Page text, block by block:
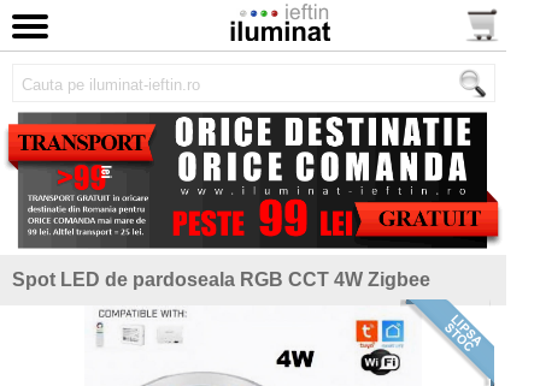
Spot LED de pardoseala RGB CCT 4W Zigbee